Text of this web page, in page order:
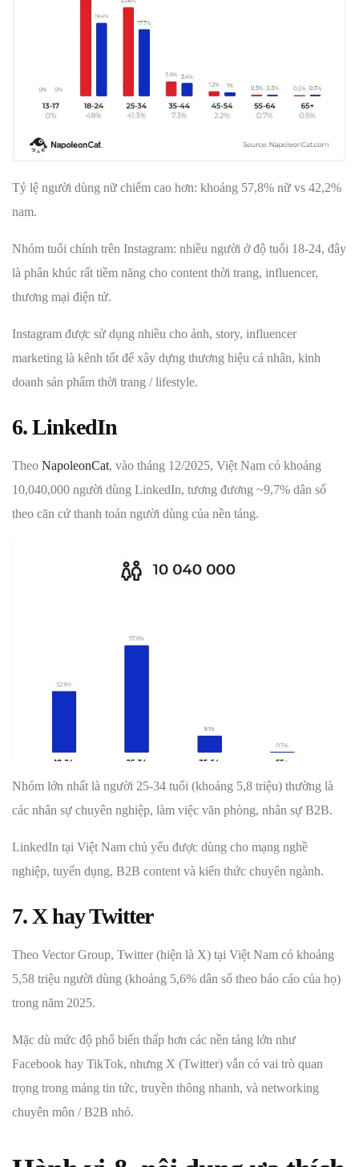
Tỷ lệ người dùng nữ chiếm cao hơn: khoảng 57,8% nữ vs 42,2%
nam.
Nhóm tuổi chính trên Instagram: nhiều người ở độ tuổi 18-24, đây
là phân khúc rất tiềm năng cho content thời trang, influencer,
thương mại điện tử.
Instagram được sử dụng nhiều cho ảnh, story, influencer
marketing là kênh tốt để xây dựng thương hiệu cá nhân, kinh
doanh sản phẩm thời trang / lifestyle.
6. LinkedIn
Theo NapoleonCat, vào tháng 12/2025, Việt Nam có khoảng
10,040,000 người dùng LinkedIn, tương đương ~9,7% dân số
theo căn cứ thanh toán người dùng của nền tảng.
Nhóm lớn nhất là người 25-34 tuổi (khoảng 5,8 triệu) thường là
các nhân sự chuyên nghiệp, làm việc văn phòng, nhân sự B2B.
LinkedIn tại Việt Nam chủ yếu được dùng cho mạng nghề
nghiệp, tuyển dụng, B2B content và kiến thức chuyên ngành.
7. X hay Twitter
Theo Vector Group, Twitter (hiện là X) tại Việt Nam có khoảng
5,58 triệu người dùng (khoảng 5,6% dân số theo báo cáo của họ)
trong năm 2025.
Mặc dù mức độ phổ biến thấp hơn các nền tảng lớn như
Facebook hay TikTok, nhưng X (Twitter) vẫn có vai trò quan
trọng trong mảng tin tức, truyền thông nhanh, và networking
chuyên môn / B2B nhỏ.